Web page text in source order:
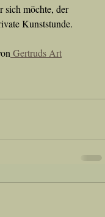
sich möchte, der
Kunststunde.
Gertruds Art